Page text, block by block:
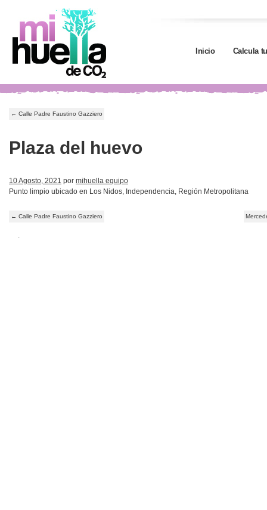
Inicio Calcula
← Calle Padre Faustino Gazziero
Plaza del huevo
10 Agosto, 2021 por mihuella equipo
Punto limpio ubicado en Los Nidos, Independencia, Región Metropolitana
← Calle Padre Faustino Gazziero
.